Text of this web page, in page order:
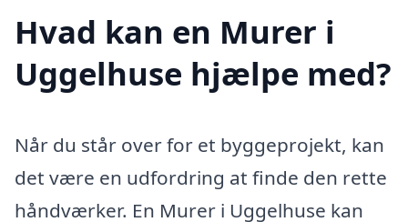
Hvad kan en Murer i
Uggelhuse hjælpe med?
Når du står over for et byggeprojekt, kan
det være en udfordring at finde den rette
håndværker. En Murer i Uggelhuse kan